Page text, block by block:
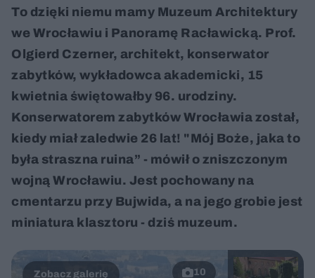
To dzięki niemu mamy Muzeum Architektury
we Wrocławiu i Panoramę Racławicką. Prof.
Olgierd Czerner, architekt, konserwator
zabytków, wykładowca akademicki, 15
kwietnia świętowałby 96. urodziny.
Konserwatorem zabytków Wrocławia został,
kiedy miał zaledwie 26 lat! "Mój Boże, jaka to
była straszna ruina” - mówił o zniszczonym
wojną Wrocławiu. Jest pochowany na
cmentarzu przy Bujwida, a na jego grobie jest
miniatura klasztoru - dziś muzeum.
10